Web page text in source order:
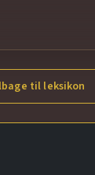
til leksikon